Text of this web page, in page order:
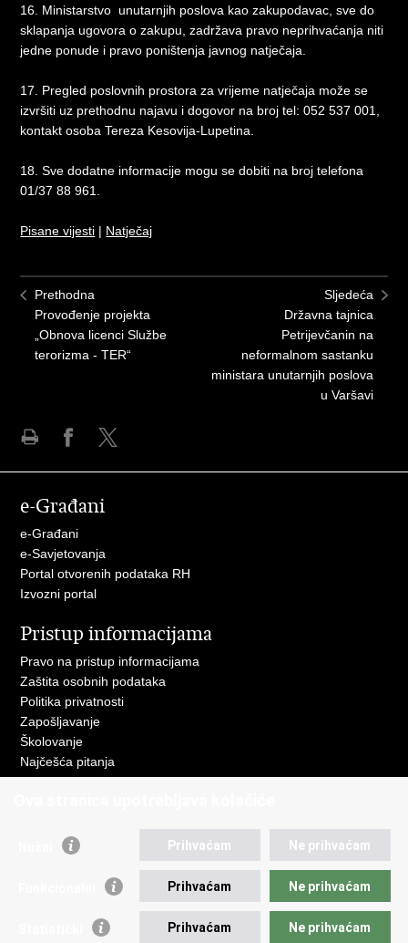
16. Ministarstvo unutarnjih poslova kao zakupodavac, sve do
sklapanja ugovora o zakupu, zadržava pravo neprihvaćanja niti
jedne ponude i pravo poništenja javnog natječaja.
17. Pregled poslovnih prostora za vrijeme natječaja može se
izvršiti uz prethodnu najavu i dogovor na broj tel: 052 537 001,
kontakt osoba Tereza Kesovija-Lupetina.
18. Sve dodatne informacije mogu se dobiti na broj telefona
01/37 88 961.
Pisane vijesti | Natječaj
Prethodna
Provođenje projekta
„Obnova licenci Službe
terorizma - TER“
Sljedeća
Državna tajnica
Petrijevčanin na
neformalnom sastanku
ministara unutarnjih poslova
u Varšavi
stranicuna
Facebooku
na
X-
u
e-Građani
e-Građani
e-Savjetovanja
Portal otvorenih podataka RH
Izvozni portal
Pristup informacijama
Pravo na pristup informacijama
Zaštita osobnih podataka
Politika privatnosti
Zapošljavanje
Školovanje
Najčešća pitanja
EMN Nacionalna kontaktna točka za Republiku Hrvatsku
Policijska akademija
Zaklada policijske solidarnosti
Prihvaćam Ne prihvaćam
Prihvaćam Ne prihvaćam
Prihvaćam Ne prihvaćam